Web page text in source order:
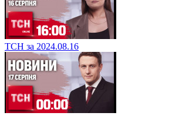
ТСН за 2024.08.16